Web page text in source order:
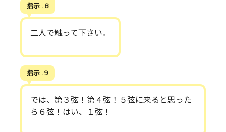
指示 . 8
二人で触って下さい。
指示 . 9
では、第３弦！第４弦！５弦に来ると思った
ら６弦！はい、１弦！